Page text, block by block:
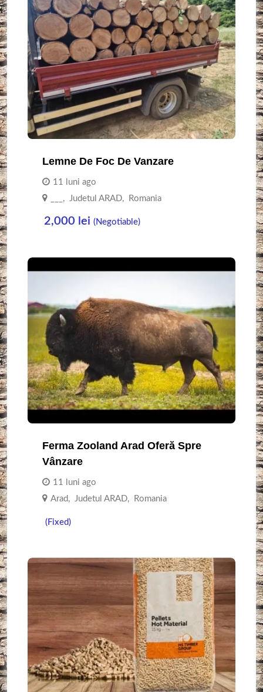
Lemne De Foc De Vanzare
11 luni ago
, Judetul ARAD, Romania
2,000 lei (Negotiable)
Ferma Zooland Arad Oferă Spre
Vânzare
11 luni ago
Arad , Judetul ARAD, Romania
(Fixed)